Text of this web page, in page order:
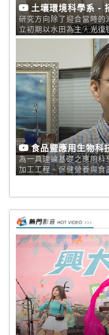
土壤環境科學系 -
研究方向除了迎合當時
立初期以水田為主，光
壤調查暨試驗中心」，
驗工作，並協助訓練本
推展生物肥料加上土壤
與改良、資源保育、農
染、灌溉水質、環境生
精緻農業及有機農業等
一土壤環境科學系。 網
食品暨應用生物科
為一具理論基礎之應用
加工工程、保健營養與食
大樓及食品加工實習工
群之研究範圍廣闊而且
品化學及分析、保健營養
項研究領域；而實習工
之製造技術訓練。 網址